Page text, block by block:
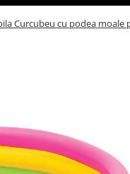
Curcubeu cu podea